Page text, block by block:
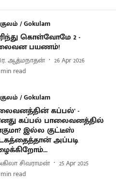
/ Gokulam
கொள்வோமே 2 -
பயணம்!
ஆத்மநாதன்
26 Apr 2026
min read
/ Gokulam
கப்பல்' -
கப்பல் பாலைவனத்தில்
இல்ல குட்டீஸ்
அப்படி
சிவராமன்
25 Apr 2025
min read